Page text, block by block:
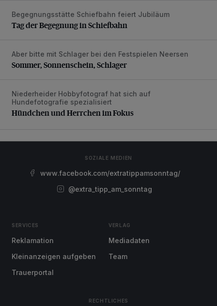
Tag der Begegnung in Schiefbahn
Begegnungsstätte Schiefbahn feiert Jubiläum
Tag der Begegnung in Schiefbahn
Sommer, Sonnenschein, Schlager
Aber bitte mit Schlager bei den Festspielen Neersen
Sommer, Sonnenschein, Schlager
Hündchen und Herrchen im Fokus
Niederheider Hobbyfotograf hat sich auf
Hundefotografie spezialisiert
Hündchen und Herrchen im Fokus
SOZIALE MEDIEN
www.facebook.com/extratippamsonntag/
@extra_tipp_am_sonntag
SERVICES
Reklamation
Kleinanzeigen aufgeben
Trauerportal
VERLAG
Mediadaten
Team
RECHTLICHES